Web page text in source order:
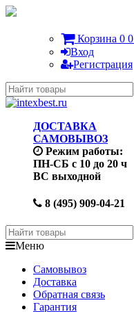
Корзина 0 0
Вход
Регистрация
ДОСТАВКА
САМОВЫВОЗ
Режим работы:
ПН-СБ с 10 до 20 ч
ВС выходной
8 (495) 909-04-21
Меню
Самовывоз
Доставка
Обратная связь
Гарантия